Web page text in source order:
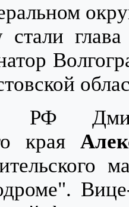
стали
РФ
края
Вице-